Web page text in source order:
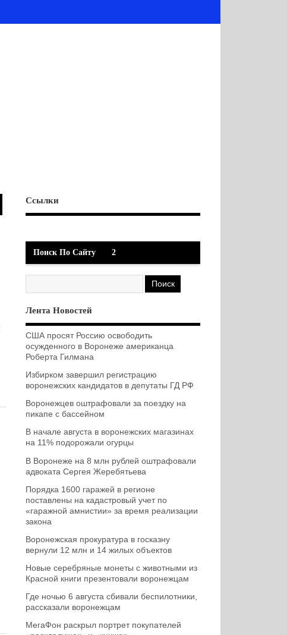
Ссылки
Поиск По Сайту 2
Лента Новостей
США просят Россию освободить
осужденного в Воронеже американца
Роберта Гилмана
Избирком завершил регистрацию
воронежских кандидатов в депутаты ГД РФ
Воронежцев оштрафовали за поездку на
пикапе с бассейном
В начале августа в воронежских магазинах
на 11% подорожали огурцы
В Воронеже на 8 млн рублей оштрафовали
адвоката Сергея Жеребятьева
Порядка 1600 гаражей в регионе
поставлены на кадастровый учет по
«гаражной амнистии» за время реализации
закона
Воронежская прокуратура в госказну
вернули 12 млн и 14 жилых объектов
Новые серебряные монеты с животными из
Красной книги презентовали воронежцам
Где ночью 6 августа сбивали беспилотники,
рассказали воронежцам
МегаФон раскрыл портрет покупателей